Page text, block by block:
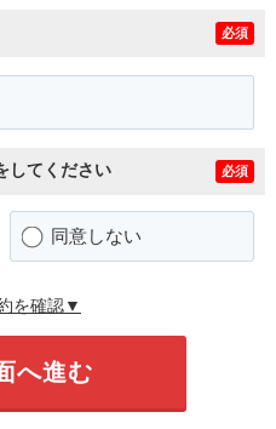
必須
してください 必須
同意しない
を確認▼